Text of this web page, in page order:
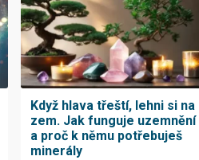
Když hlava třeští, lehni si na
zem. Jak funguje uzemnění
a proč k němu potřebuješ
minerály